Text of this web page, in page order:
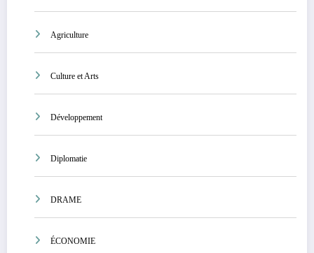
Agriculture
Culture et Arts
Développement
Diplomatie
DRAME
ÉCONOMIE